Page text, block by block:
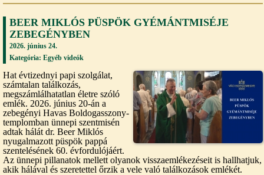
BEER MIKLÓS PÜSPÖK GYÉMÁNTMISÉJE
ZEBEGÉNYBEN
2026. június 24.
Kategória: Egyéb videók
Hat évtizednyi papi szolgálat,
számtalan találkozás,
megszámlálhatatlan életre szóló
emlék. 2026. június 20-án a
zebegényi Havas Boldogasszony-
templomban ünnepi szentmisén
adtak hálát dr. Beer Miklós
nyugalmazott püspök pappá
szentelésének 60. évfordulójáért.
Az ünnepi pillanatok mellett olyanok visszaemlékezéseit is hallhatjuk,
akik hálával és szeretettel őrzik a vele való találkozások emlékét.